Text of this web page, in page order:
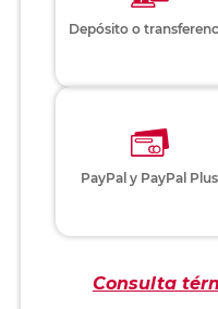
Depósito o
PayPal y PayPal Plus
Consulta